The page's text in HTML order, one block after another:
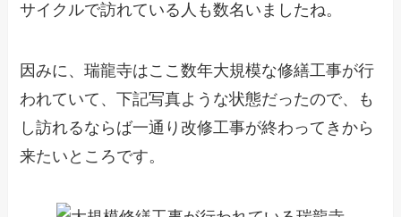
サイクルで訪れている人も数名いましたね。
因みに、瑞龍寺はここ数年大規模な修繕工事が行
われていて、下記写真ような状態だったので、も
し訪れるならば一通り改修工事が終わってきから
来たいところです。